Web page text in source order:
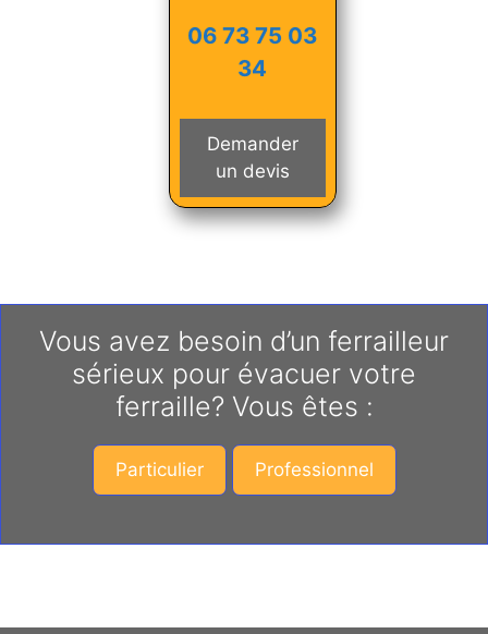
06 73 75 03
34
Demander
un devis
Vous avez besoin d’un ferrailleur
sérieux pour évacuer votre
ferraille? Vous êtes :
Particulier Professionnel